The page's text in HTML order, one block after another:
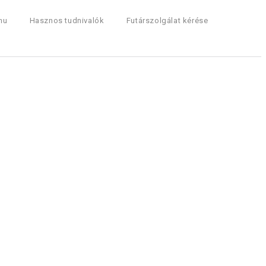
Hasznos tudnivalók Futárszolgálat kérése